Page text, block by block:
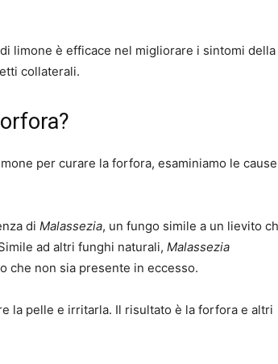
limone è efficace nel migliorare i sintomi della
collaterali.
per curare la forfora, esaminiamo le
di Malassezia, un fungo simile a un lievito
ad altri funghi naturali, Malassezia
che non sia presente in eccesso.
la pelle e irritarla. Il risultato è la forfora e altri